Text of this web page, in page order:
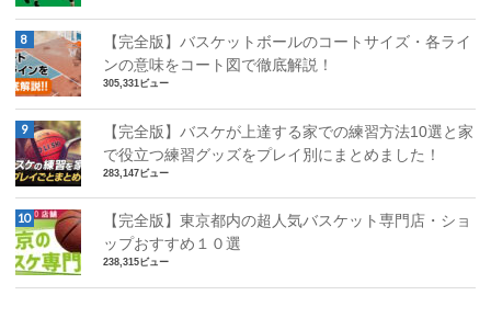
【完全版】バスケットボールのコートサイズ・各ライ
ンの意味をコート図で徹底解説！
305,331ビュー
【完全版】バスケが上達する家での練習方法10選と家
で役立つ練習グッズをプレイ別にまとめました！
283,147ビュー
【完全版】東京都内の超人気バスケット専門店・ショ
ップおすすめ１０選
238,315ビュー